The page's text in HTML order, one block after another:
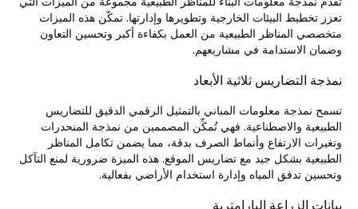
تعزز تخطيط البيئات الخارجية وتطويرها وإدارتها. تمكّن هذه الميزات
متخصصي المناظر الطبيعية من العمل بكفاءة أكبر وتحسين التعاون
وضمان الاستدامة في مشاريعهم.
نمذجة التضاريس ثلاثية الأبعاد
تسمح نمذجة معلومات المباني بالتمثيل الرقمي الدقيق للتضاريس
الطبيعية والاصطناعية. فهي تُمكِّن المصممين من نمذجة المنحدرات
وتغيرات الارتفاع وأنماط الصرف بدقة، مما يضمن تكامل المناظر
الطبيعية بشكل جيد مع تضاريس الموقع. هذه الميزة ضرورية لمنع التآكل
وتحسين تدفق المياه وإدارة استخدام الأراضي بفعالية.
بيانات الزراعة البارامترية